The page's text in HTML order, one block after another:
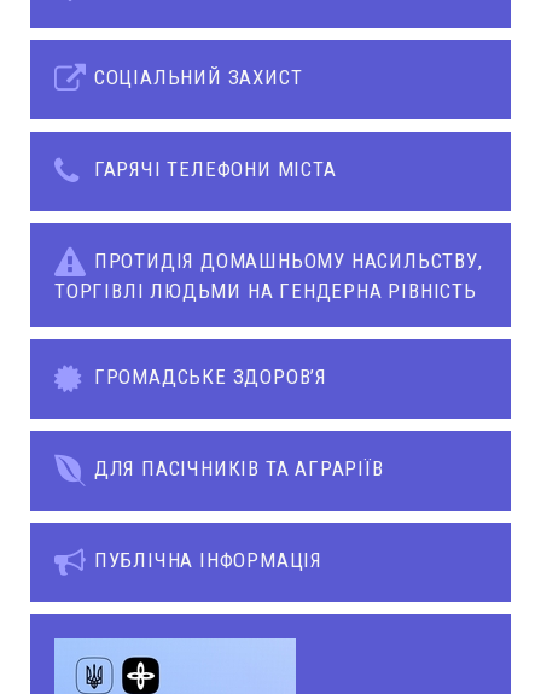
СОЦІАЛЬНИЙ ЗАХИСТ
ГАРЯЧІ ТЕЛЕФОНИ МІСТА
ПРОТИДІЯ ДОМАШНЬОМУ НАСИЛЬСТВУ,
ТОРГІВЛІ ЛЮДЬМИ НА ГЕНДЕРНА РІВНІСТЬ
ГРОМАДСЬКЕ ЗДОРОВ’Я
ДЛЯ ПАСІЧНИКІВ ТА АГРАРІЇВ
ПУБЛІЧНА ІНФОРМАЦІЯ